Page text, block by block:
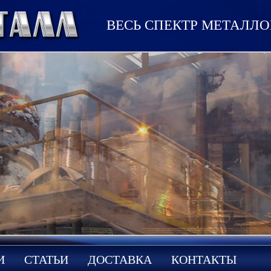
ВЕСЬ СПЕКТР
СТАТЬИ ДОСТАВКА КОНТАКТЫ